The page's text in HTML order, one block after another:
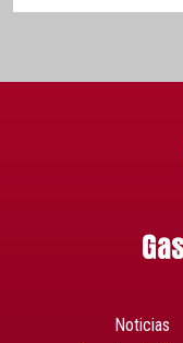
Noticias